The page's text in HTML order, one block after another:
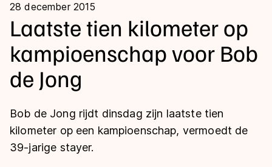
Kalender
Disciplines
Marathon
Inlineskaten
Uitslagen
Langebaan
Shorttrack
Tijden & historie
28 december 2015
Laatste tien kilometer op
kampioenschap voor Bob
de Jong
Bob de Jong rijdt dinsdag zijn laatste tien
kilometer op een kampioenschap, vermoedt de
39-jarige stayer.